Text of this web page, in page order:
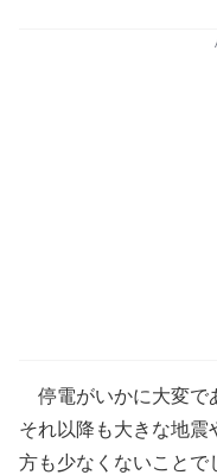
停電がいかに大変で
それ以降も大きな地震
方も少なくないことで